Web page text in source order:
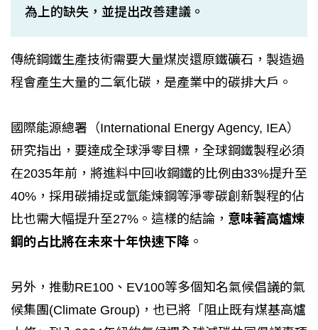
為上的缺失，並提出改善建議。
傳統鋼鐵生產技術需要大量煤炭還原鐵礦石，製造過
程會產生大量的二氧化碳，是產業中的碳排大戶。
國際能源總署（International Energy Agency, IEA）
研究指出，要達成全球淨零目標，全球鋼鐵製程必須
在2035年前，將進料中回收鋼鐵的比例由33%提升至
40%，採用碳捕捉或氫能煉鋼等淨零碳創新製程的佔
比也需大幅提升至27%。這樣的結論， 意味著高爐煉
鋼的占比將在未來十年快速下降 。
另外，推動RE100、EV100等多個知名氣候倡議的氣
候集團(Climate Group)，也已將「阻止既有煤基高爐